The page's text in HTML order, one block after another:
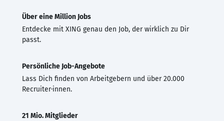
Über eine Million Jobs
Entdecke mit XING genau den Job, der wirklich zu Dir
passt.
Persönliche Job-Angebote
Lass Dich finden von Arbeitgebern und über 20.000
Recruiter·innen.
21 Mio. Mitglieder